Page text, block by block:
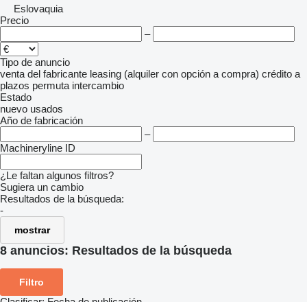
Eslovaquia
Precio
–
Tipo de anuncio
venta del fabricante leasing (alquiler con opción a compra) crédito a
plazos permuta intercambio
Estado
nuevo usados
Año de fabricación
–
Machineryline ID
¿Le faltan algunos filtros?
Sugiera un cambio
Resultados de la búsqueda:
-
mostrar
8 anuncios: Resultados de la búsqueda
Filtro